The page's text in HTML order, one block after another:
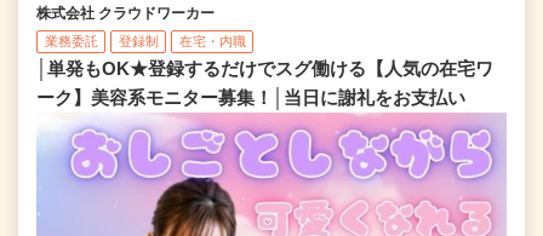
株式会社 クラウドワーカー
業務委託 登録制 在宅・内職
│単発もOK★登録するだけでスグ働ける【人気の在宅ワ
ーク】美容系モニター募集！│当日に謝礼をお支払い